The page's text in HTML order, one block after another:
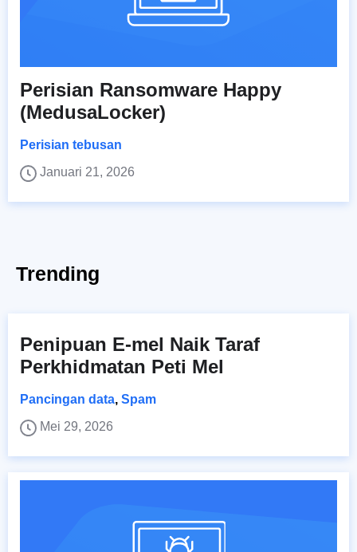
Perisian Ransomware Happy
(MedusaLocker)
Perisian tebusan
Januari 21, 2026
Trending
Penipuan E-mel Naik Taraf
Perkhidmatan Peti Mel
Pancingan data, Spam
Mei 29, 2026